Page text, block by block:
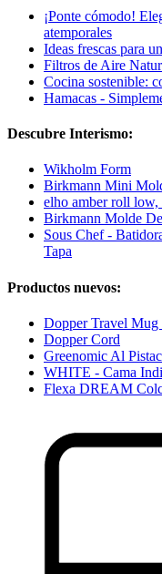
¡Ponte cómodo!
atemporales
Ideas frescas para
Filtros de Aire
Cocina sostenible:
Hamacas -
Descubre Interismo:
Wikholm Form
Birkmann Mini
elho amber roll low,
Birkmann Molde
Sous Chef -
Tapa
Productos nuevos:
Dopper Travel Mug
Dopper Cord
Greenomic Al
WHITE - Cama
Flexa DREAM